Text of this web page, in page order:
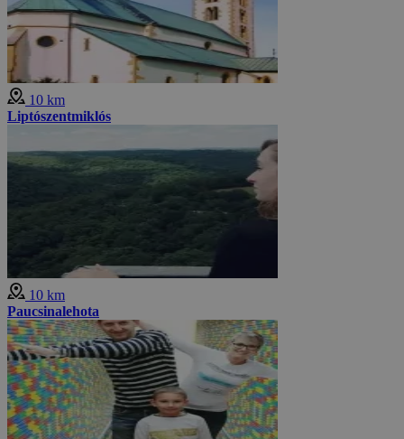
10 km
Liptószentmiklós
10 km
Paucsinalehota